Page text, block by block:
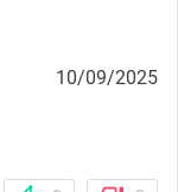
10/09/2025